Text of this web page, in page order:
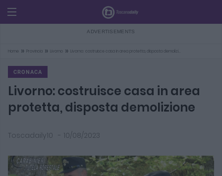
Home » Provincia » Livorno » Livorno: costruisce casa in area protetta, disposta demolizi…
CRONACA
Livorno: costruisce casa in area
protetta, disposta demolizione
Toscadaily10 - 10/08/2023